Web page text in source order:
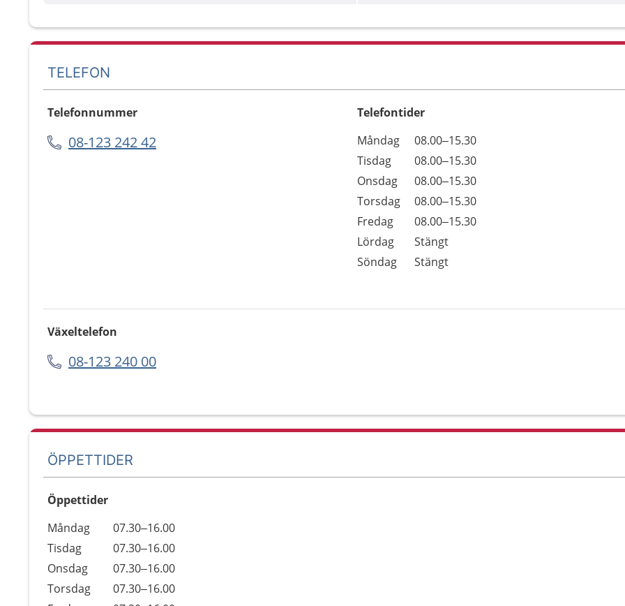
TELEFON
Telefonnummer
08-123 242 42
Telefontider
Dag
Öppettider
Kommentarer
Måndag
08.00–15.30
Tisdag
08.00–15.30
Onsdag
08.00–15.30
Torsdag
08.00–15.30
Fredag
08.00–15.30
Lördag
Stängt
Söndag
Stängt
Växeltelefon
08-123 240 00
ÖPPETTIDER
Öppettider
Dag
Öppettider
Kommentarer
Måndag
07.30–16.00
Tisdag
07.30–16.00
Onsdag
07.30–16.00
Torsdag
07.30–16.00